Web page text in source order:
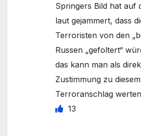
Springers Bild hat auf
laut gejammert, dass
Terroristen von den
Russen „gefoltert“
das kann man als
Zustimmung zu diesem
Terroranschlag
13